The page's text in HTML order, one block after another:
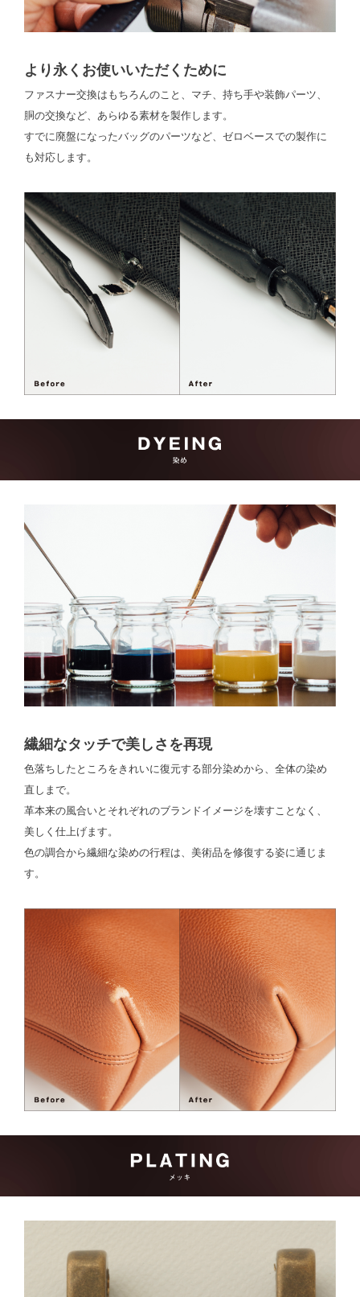
より永くお使いいただくために
ファスナー交換はもちろんのこと、マチ、持ち手や装飾パーツ、
胴の交換など、あらゆる素材を製作します。
すでに廃盤になったバッグのパーツなど、ゼロベースでの製作に
も対応します。
繊細なタッチで美しさを再現
色落ちしたところをきれいに復元する部分染めから、全体の染め
直しまで。
革本来の風合いとそれぞれのブランドイメージを壊すことなく、
美しく仕上げます。
色の調合から繊細な染めの行程は、美術品を修復する姿に通じま
す。